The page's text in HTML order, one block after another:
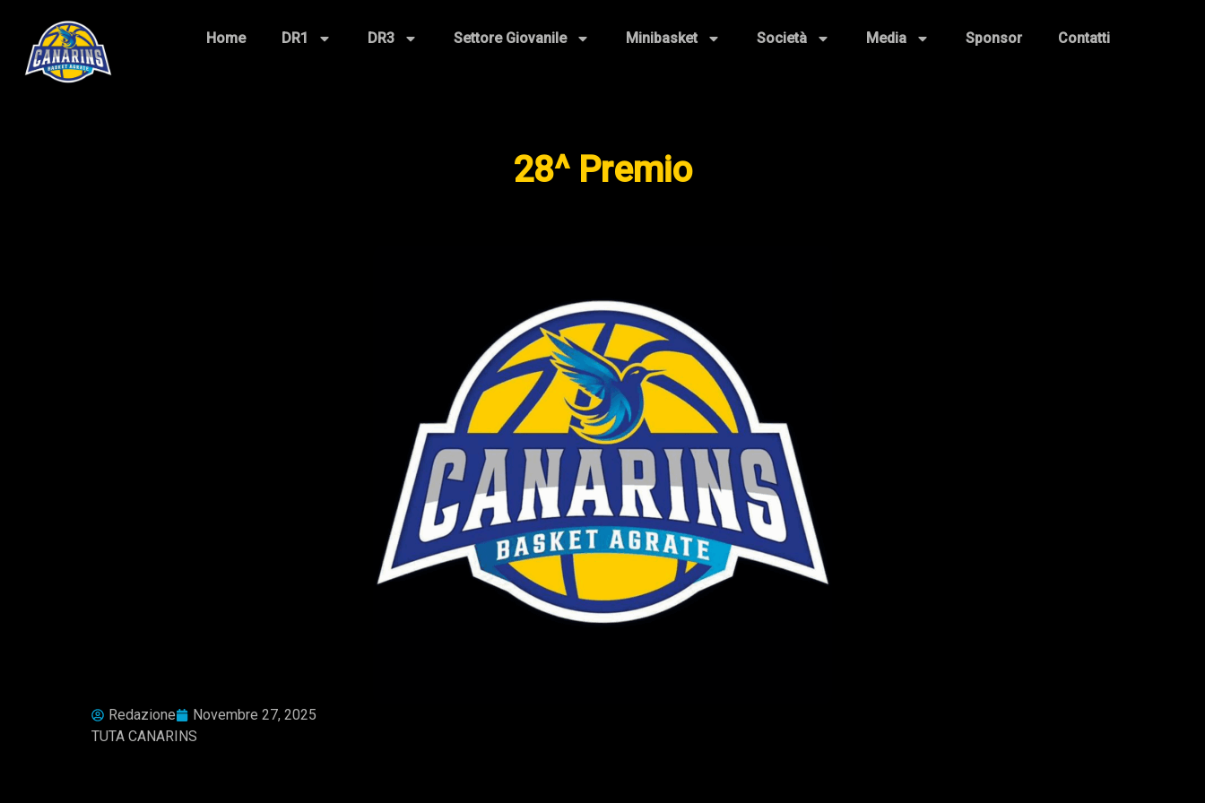
Home DR1 DR3 Settore Giovanile Minibasket Società Media Sponsor Contatti
28^ Premio
Redazione
Novembre 27, 2025
TUTA CANARINS